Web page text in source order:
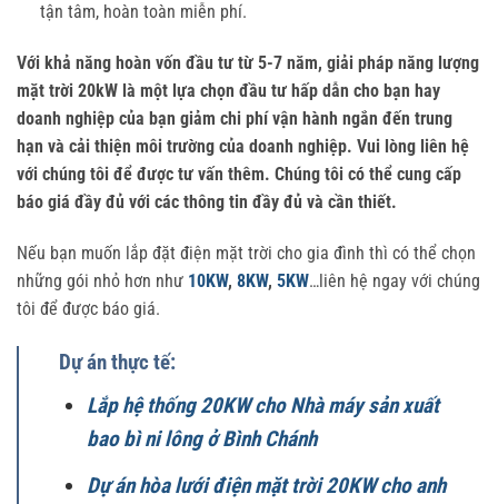
tận tâm, hoàn toàn miễn phí.
Với khả năng hoàn vốn đầu tư từ 5-7 năm, giải pháp năng lượng
mặt trời 20kW là một lựa chọn đầu tư hấp dẫn cho bạn hay
doanh nghiệp của bạn giảm chi phí vận hành ngắn đến trung
hạn và cải thiện môi trường của doanh nghiệp. Vui lòng liên hệ
với chúng tôi để được tư vấn thêm. Chúng tôi có thể cung cấp
báo giá đầy đủ với các thông tin đầy đủ và cần thiết.
Nếu bạn muốn lắp đặt điện mặt trời cho gia đình thì có thể chọn
những gói nhỏ hơn như 10KW, 8KW, 5KW…liên hệ ngay với chúng
tôi để được báo giá.
Dự án thực tế:
Lắp hệ thống 20KW cho Nhà máy sản xuất
bao bì ni lông ở Bình Chánh
Dự án hòa lưới điện mặt trời 20KW cho anh